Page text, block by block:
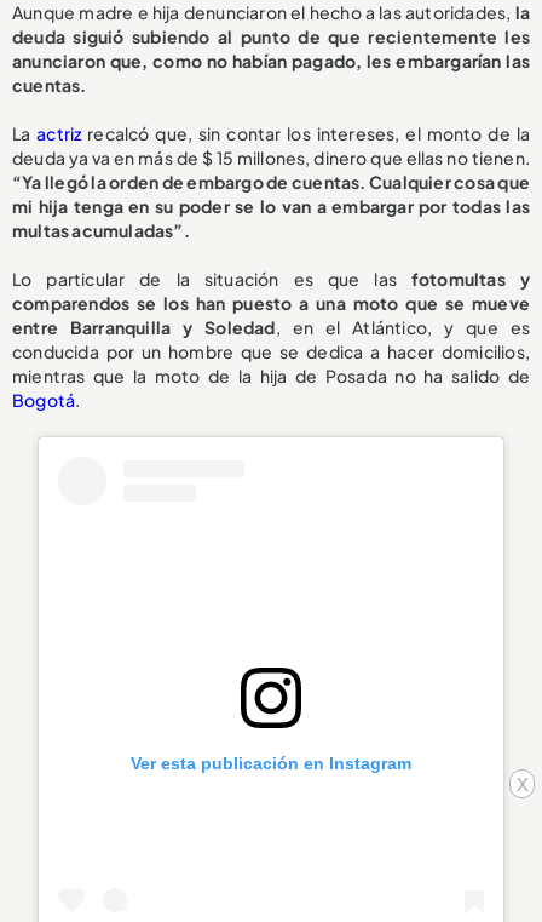
x
Aunque madre e hija denunciaron el hecho a las autoridades, la
deuda siguió subiendo al punto de que recientemente les
anunciaron que, como no habían pagado, les embargarían las
cuentas.
Laactriz recalcó que, sin contar los intereses, el monto de la
deuda ya va en más de $ 15 millones, dinero que ellas no tienen.
“Ya llegó la orden de embargo de cuentas. Cualquier cosa que
mi hija tenga en su poder se lo van a embargar por todas las
multas acumuladas”.
Lo particular de la situación es que las fotomultas y
comparendos se los han puesto a una moto que se mueve
entre Barranquilla y Soledad, en el Atlántico, y que es
conducida por un hombre que se dedica a hacer domicilios,
mientras que la moto de la hija de Posada no ha salido de
Bogotá.
Ver esta publicación en Instagram